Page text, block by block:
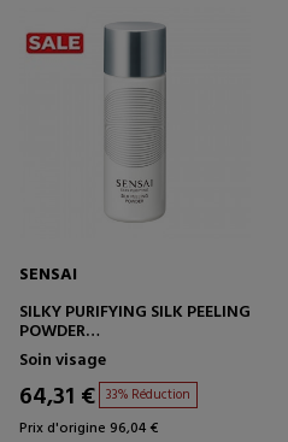
SENSAI
SILKY PURIFYING SILK PEELING
POWDER
POUDRE EXFOLIANTE
PURIFIANTE
Soin visage
64,31 € 33% Réduction
Prix d'origine 96,04 €